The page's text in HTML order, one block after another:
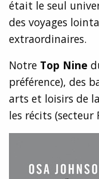
était le seul
des voyages
extraordinaires.
Notre Top Nine
préférence), des
arts et loisirs de
les récits (secteur